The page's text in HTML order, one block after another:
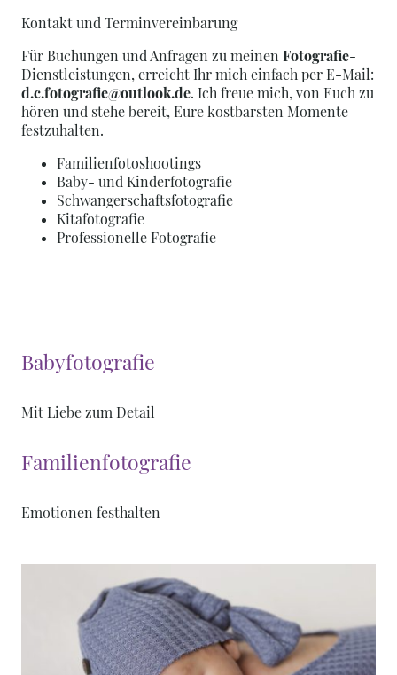
Kontakt und Terminvereinbarung
Für Buchungen und Anfragen zu meinen Fotografie-
Dienstleistungen, erreicht Ihr mich einfach per E-Mail:
d.c.fotografie@outlook.de. Ich freue mich, von Euch zu
hören und stehe bereit, Eure kostbarsten Momente
festzuhalten.
Familienfotoshootings
Baby- und Kinderfotografie
Schwangerschaftsfotografie
Kitafotografie
Professionelle Fotografie
Babyfotografie
Mit Liebe zum Detail
Familienfotografie
Emotionen festhalten